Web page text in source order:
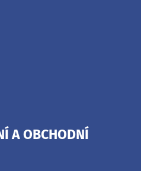
A OBCHODNÍ